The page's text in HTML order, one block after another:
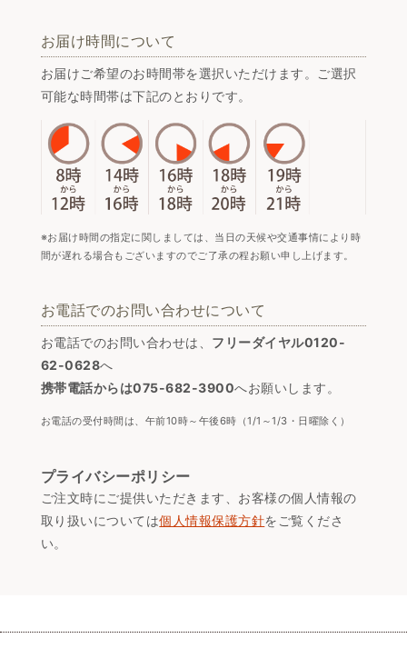
お届け時間について
お届けご希望のお時間帯を選択いただけます。ご選択
可能な時間帯は下記のとおりです。
※お届け時間の指定に関しましては、当日の天候や交通事情により時
間が遅れる場合もございますのでご了承の程お願い申し上げます。
お電話でのお問い合わせについて
お電話でのお問い合わせは、 フリーダイヤル0120-
62-0628へ
携帯電話からは075-682-3900へお願いします。
お電話の受付時間は、午前10時～午後6時（1/1～1/3・日曜除く）
プライバシーポリシー
ご注文時にご提供いただきます、お客様の個人情報の
取り扱いについては個人情報保護方針をご覧くださ
い。